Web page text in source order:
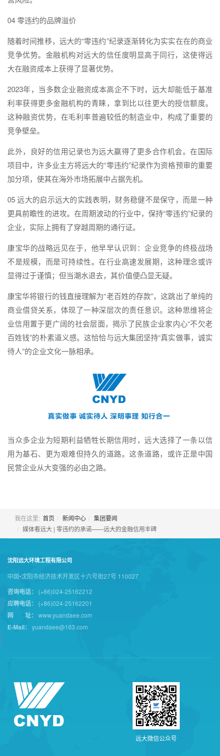
04 零违约的品牌溢价
随着时间推移，远大的“零违约”纪录逐渐转化为实实在在的商业
竞争优势。金融机构对远大的信任度明显高于同行，这使得远
大在融资成本上获得了显著优势。
2023年，当多数企业融资成本高企不下时，远大却能低于基准
利率获得更多金融机构的青睐，拿到比以往更大的授信额度。
这种融资优势，在毛利率普遍较低的制造业中，构成了重要的
竞争壁垒。
此外，良好的信用记录也为远大赢得了更多合作机会。在国际
项目中，许多业主方将远大的“零违约”纪录作为资格预审的重要
加分项，使其在海外市场拓展中占据先机。
05 远大的启示远大的实践表明，财务稳健不是保守，而是一种
更具前瞻性的进攻。在周期波动的行业中，保持“零违约”纪录的
企业，实际上拥有了穿越周期的通行证。
康宝华的战略远见在于，他早早认识到：企业竞争的终极战场
不是规模，而是可持续性。在行业高速发展期，这种理念或许
显得过于谨慎；但当潮水退去，其价值便凸显无疑。
康宝华将银行的钱直接理解为“老百姓的存款”，这跳出了单纯的
商业借贷关系，体现了一种深层次的责任意识。这种思维将企
业信用置于更广阔的社会层面，揭示了民族企业家内心“不欠老
百姓钱”的朴素道义感。这恰恰与远大集团坚持“真实做事，诚实
待人”的企业文化一脉相承。
当众多企业为短期利益牺牲长期信用时，远大选择了一条以信
用为基石、更为艰难但持久的道路。这条道路，或许正是中国
民营企业从大变强的必由之路。
我在这里: 首页 新闻中心
集团要闻
媒体看远大 | 零违约的承诺——远大的金融信用丰碑
沈阳远大环境工程有限公司
中国•沈阳市经济技术开发区十六号街27号 110027
咨询电话： (+86)024-25162212
应聘电话： (+86)024-25162201
网 址： www.yuandaee.com
E-Mail： yuandaee@163.com
远大微信公众号